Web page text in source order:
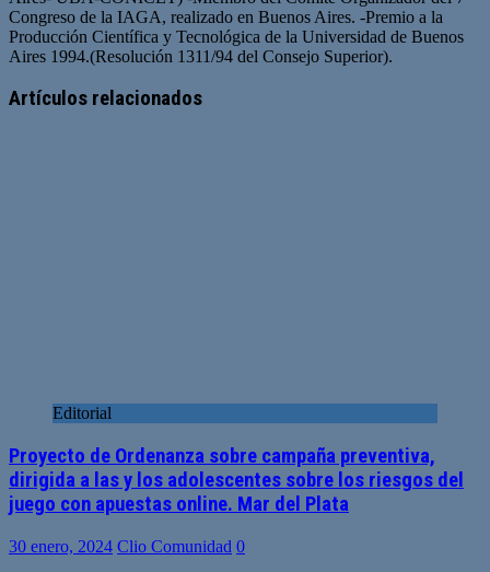
Congreso de la IAGA, realizado en Buenos Aires. -Premio a la
Producción Científica y Tecnológica de la Universidad de Buenos
Aires 1994.(Resolución 1311/94 del Consejo Superior).
Artículos relacionados
Editorial
Proyecto de Ordenanza sobre campaña preventiva,
dirigida a las y los adolescentes sobre los riesgos del
juego con apuestas online. Mar del Plata
30 enero, 2024 Clio Comunidad 0